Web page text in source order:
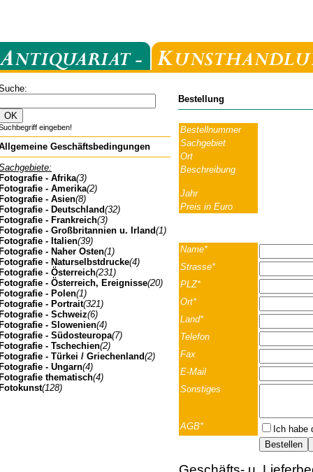
eingeben!
Geschäftsbedingungen
- Afrika(3)
- Amerika(2)
- Asien(8)
- Deutschland(32)
- Frankreich(3)
- Großbritannien u. Irland(1)
- Italien(39)
- Naher Osten(1)
- Naturselbstdrucke(4)
- Österreich(231)
- Österreich, Ereignisse(20)
- Polen(1)
- Portrait(321)
- Schweiz(6)
- Slowenien(4)
- Südosteuropa(7)
- Tschechien(2)
- Türkei / Griechenland(2)
- Ungarn(4)
thematisch(4)
(128)
Bestellung
Bestellnummer
Sachgebiet
Ort
Beschreibung
Jahr
Preis in Euro
Name*
Strasse*
PLZ*
Ort*
Land*
Telefon
Fax
E-Mail
Sonstiges
AGB* Ich habe